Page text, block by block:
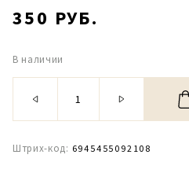
350 РУБ.
В наличии
Штрих-код: 6945455092108